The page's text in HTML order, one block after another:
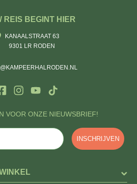
VOOR ONZE NIEUWSBRIEF!
INSCHRIJVEN
REIS BEGINT HIER
KANAALSTRAAT 63
9301 LR RODEN